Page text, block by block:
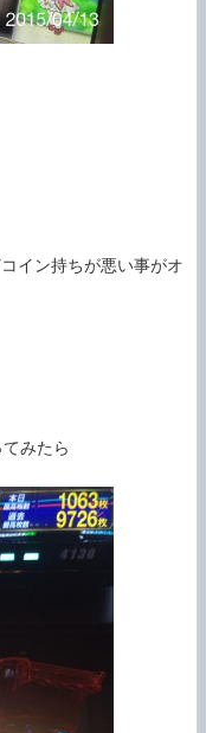
イン持ちが悪い事がオ
みたら